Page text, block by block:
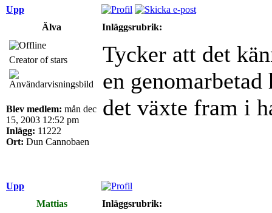
Upp
Älva
Inläggsrubrik:
Creator of stars
Blev medlem: mån dec
15, 2003 12:52 pm
Inlägg: 11222
Ort: Dun Cannobaen
Tycker att det
en
det växte fram i
Upp
Mattias
Inläggsrubrik: